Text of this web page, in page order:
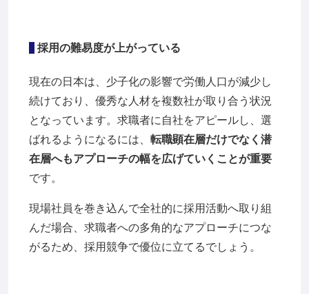
採用の難易度が上がっている
現在の日本は、少子化の影響で労働人口が減少し
続けており、優秀な人材を複数社が取り合う状況
となっています。求職者に自社をアピールし、選
ばれるようになるには、 転職顕在層だけでなく潜
在層へもアプローチの幅を広げていくことが重要
です。
現場社員を巻き込んで全社的に採用活動へ取り組
んだ場合、求職者への多角的なアプローチにつな
がるため、採用競争で優位に立てるでしょう。